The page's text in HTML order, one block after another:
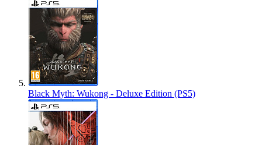
Black Myth: Wukong - Deluxe Edition (PS5)